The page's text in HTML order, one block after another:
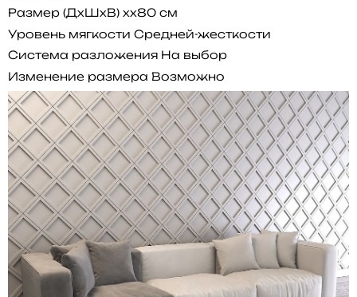
Размер (ДхШхВ) xx80 см
Уровень мягкости Средней-жесткости
Система разложения На выбор
Изменение размера Возможно